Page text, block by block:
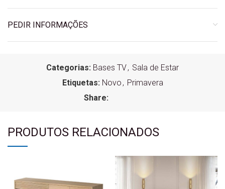
PEDIR INFORMAÇÕES
Categorias: Bases TV, Sala de Estar
Etiquetas: Novo , Primavera
Share:
PRODUTOS RELACIONADOS